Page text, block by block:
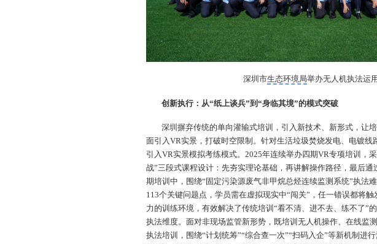
深圳市生态环境局举办无人机执法运
创新执行：从“纸上谈兵”到“身临其境”的模式突破
深圳摒弃传统的单向灌输式培训，引入新技术、新形式，让
面引入VR实景，打破时空限制。针对生活垃圾焚烧发电、电镀线
引入VR实景模拟考练模式。2025年连续举办四期VR专项培训，
战”三段式课程设计：先夯实理论基础，再讲解操作路径，最后通
期培训中，围绕“固定污染源废气非甲烷总烃连续监测系统”执法
113个关键问题点，学员需在虚拟现实中“闯关”，任一错误都将
力的训练环境，有效解决了传统培训“看不清、进不去、练不了”
执法维度。面对非现场监管新形势，既培训无人机操作、在线监
执法培训，围绕“计划统筹”“综合查一次”“扫码入企”等新机制进